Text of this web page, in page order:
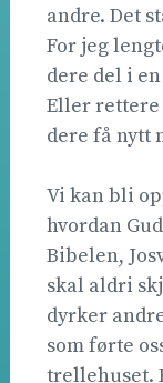
andre. Det
For jeg
dere del i
Eller rettere
dere få nytt
Vi kan bli
hvordan
Bibelen,
skal aldri
dyrker
som førte
trellehuset.